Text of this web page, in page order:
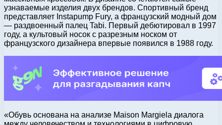
узнаваемые изделия двух брендов. Спортивный бренд
представляет Instapump Fury, а французский модный дом
— раздвоенный палец Tabi. Первый дебютировал в 1997
году, а культовый носок с разрезным носком от
французского дизайнера впервые появился в 1988 году.
«Обувь основана на анализе Maison Margiela диалога